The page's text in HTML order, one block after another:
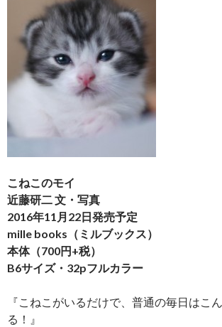
こねこのモイ
近藤研二 文・写真
2016年11月22日発売予定
mille books（ミルブックス）
本体（700円+税）
B6サイズ・32pフルカラー
『こねこがいるだけで、普通の毎日はこ
る！』